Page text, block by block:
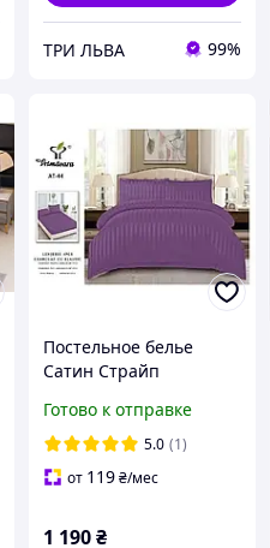
ТРИ ЛЬВА 99%
Постельное белье
Сатин Страйп
Евро 200х230 простынь
на резинке
Фиолетовый
Готово к отправке
5.0 (1)
от 119 ₴/мес
1 190 ₴